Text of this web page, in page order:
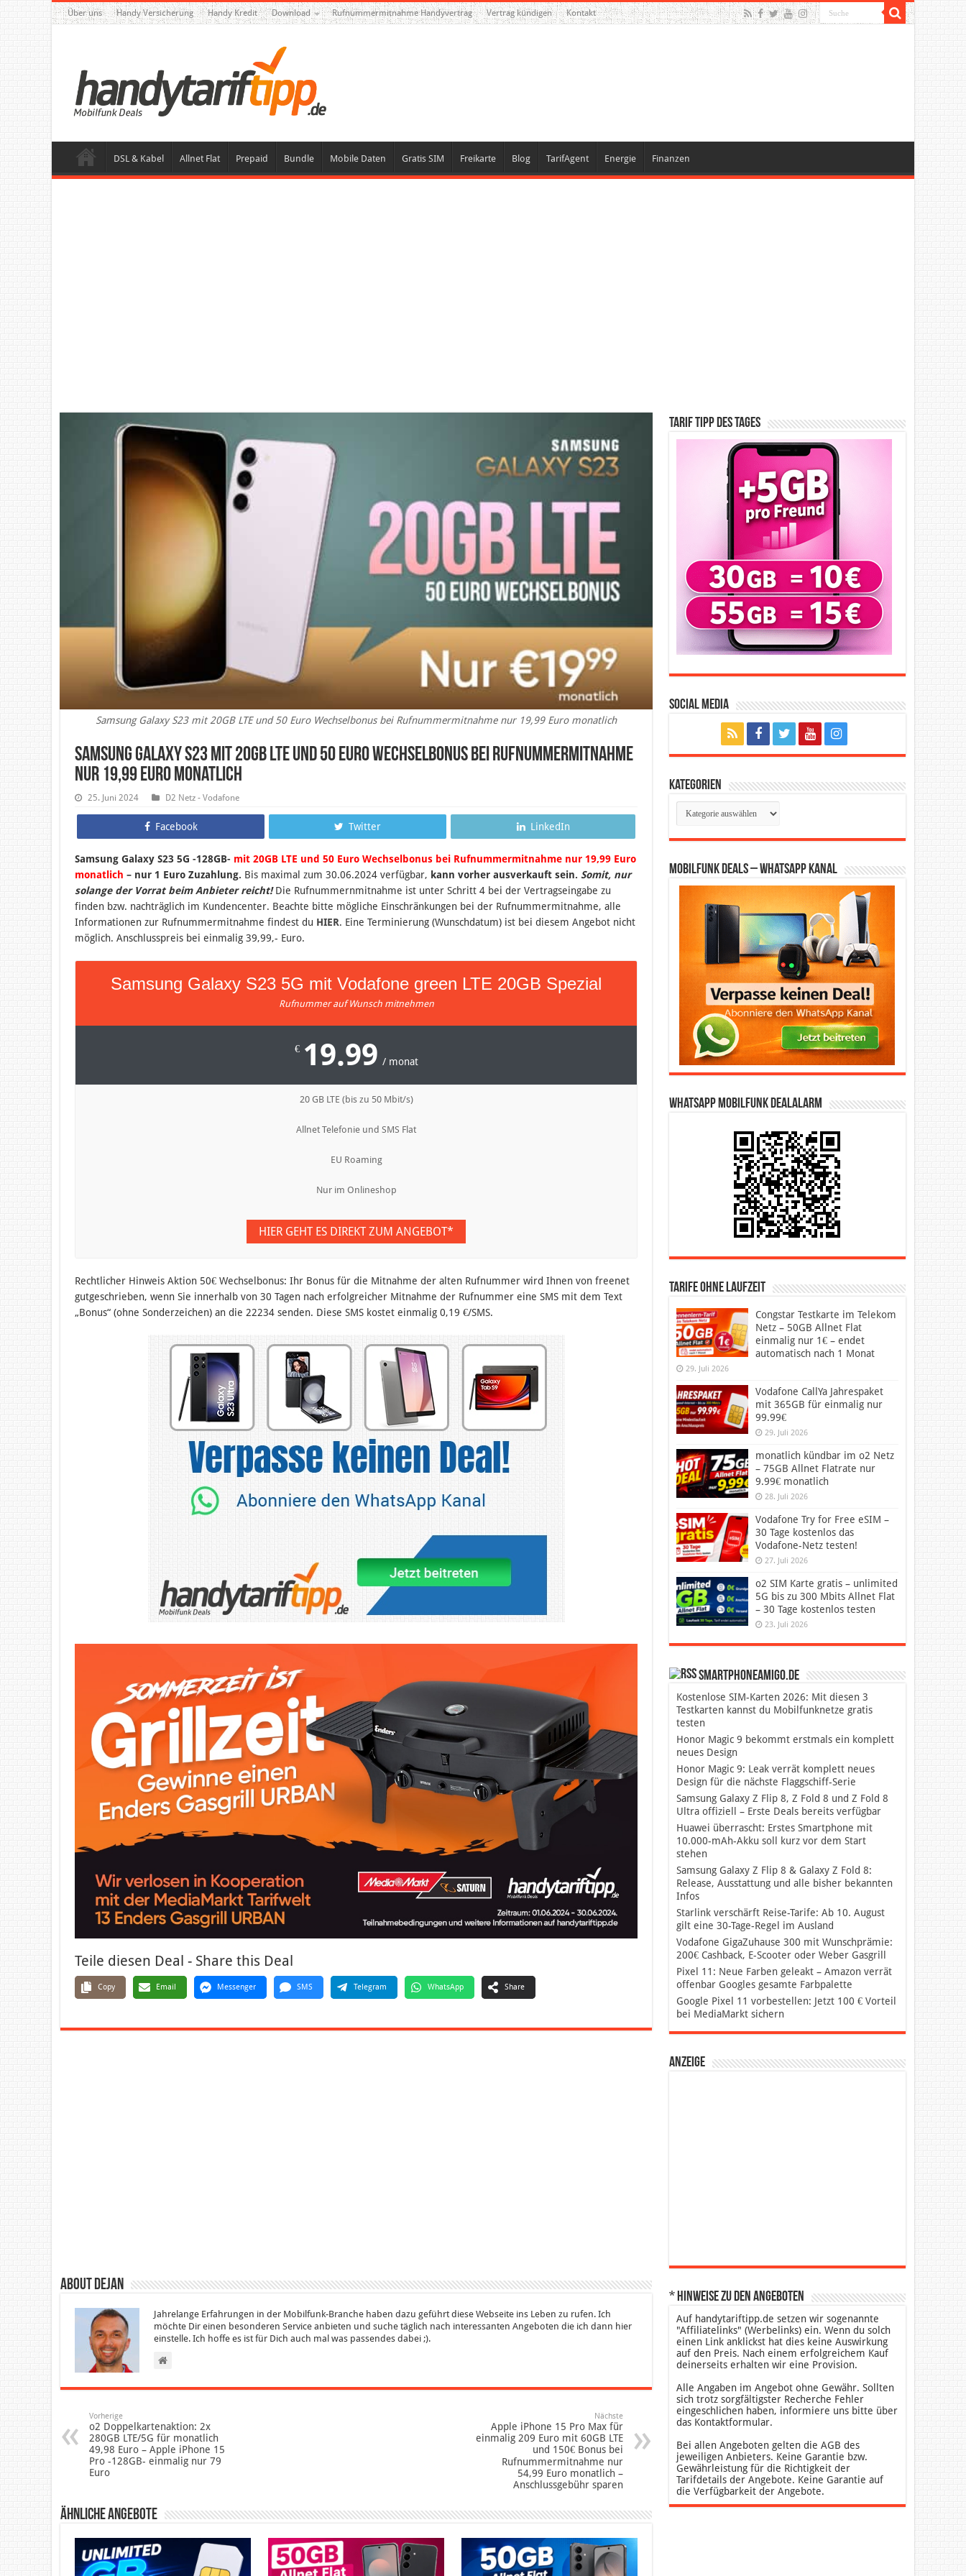
Über uns Handy Versicherung Handy Kredit Download Rufnummermitnahme Handyvertrag Vertrag kündigen Kontakt
DSL & Kabel Allnet Flat Prepaid Bundle Mobile Daten Gratis SIM Freikarte Blog TarifAgent Energie Finanzen
Samsung Galaxy S23 mit 20GB LTE und 50 Euro Wechselbonus bei Rufnummermitnahme nur 19,99 Euro monatlich
Samsung Galaxy S23 mit 20GB LTE und 50 Euro Wechselbonus bei Rufnummermitnahme
nur 19,99 Euro monatlich
25. Juni 2024 D2 Netz - Vodafone
Facebook Twitter LinkedIn
Samsung Galaxy S23 5G -128GB- mit 20GB LTE und 50 Euro Wechselbonus bei Rufnummermitnahme nur 19,99 Euro
monatlich – nur 1 Euro Zuzahlung. Bis maximal zum 30.06.2024 verfügbar, kann vorher ausverkauft sein. Somit, nur
solange der Vorrat beim Anbieter reicht! Die Rufnummernmitnahme ist unter Schritt 4 bei der Vertragseingabe zu
finden bzw. nachträglich im Kundencenter. Beachte bitte mögliche Einschränkungen bei der Rufnummermitnahme, alle
Informationen zur Rufnummermitnahme findest du HIER. Eine Terminierung (Wunschdatum) ist bei diesem Angebot nicht
möglich. Anschlusspreis bei einmalig 39,99,- Euro.
Samsung Galaxy S23 5G mit Vodafone green LTE 20GB Spezial
Rufnummer auf Wunsch mitnehmen
€ 19.99 / monat
20 GB LTE (bis zu 50 Mbit/s)
Allnet Telefonie und SMS Flat
EU Roaming
Nur im Onlineshop
HIER GEHT ES DIREKT ZUM ANGEBOT*
Rechtlicher Hinweis Aktion 50€ Wechselbonus: Ihr Bonus für die Mitnahme der alten Rufnummer wird Ihnen von freenet
gutgeschrieben, wenn Sie innerhalb von 30 Tagen nach erfolgreicher Mitnahme der Rufnummer eine SMS mit dem Text
„Bonus“ (ohne Sonderzeichen) an die 22234 senden. Diese SMS kostet einmalig 0,19 €/SMS.
Teile diesen Deal - Share this Deal
Copy Email Messenger SMS Telegram WhatsApp Share
About Dejan
Jahrelange Erfahrungen in der Mobilfunk-Branche haben dazu geführt diese Webseite ins Leben zu rufen. Ich
möchte Dir einen besonderen Service anbieten und suche täglich nach interessanten Angeboten die ich dann hier
einstelle. Ich hoffe es ist für Dich auch mal was passendes dabei ;).
Vorherige
o2 Doppelkartenaktion: 2x
280GB LTE/5G für monatlich
49,98 Euro – Apple iPhone 15
Pro -128GB- einmalig nur 79
Euro
Nächste
Apple iPhone 15 Pro Max für
einmalig 209 Euro mit 60GB LTE
und 150€ Bonus bei
Rufnummermitnahme nur
54,99 Euro monatlich –
Anschlussgebühr sparen
Ähnliche Angebote
Tarif Tipp des Tages
Social Media
Kategorien
Kategorien
Mobilfunk Deals – WhatsApp Kanal
WhatsApp Mobilfunk DealAlarm
Tarife ohne Laufzeit
Congstar Testkarte im Telekom
Netz – 50GB Allnet Flat
einmalig nur 1€ – endet
automatisch nach 1 Monat
29. Juli 2026
Vodafone CallYa Jahrespaket
mit 365GB für einmalig nur
99.99€
29. Juli 2026
monatlich kündbar im o2 Netz
– 75GB Allnet Flatrate nur
9.99€ monatlich
28. Juli 2026
Vodafone Try for Free eSIM –
30 Tage kostenlos das
Vodafone-Netz testen!
27. Juli 2026
o2 SIM Karte gratis – unlimited
5G bis zu 300 Mbits Allnet Flat
– 30 Tage kostenlos testen
23. Juli 2026
SmartphoneAmigo.de
Kostenlose SIM-Karten 2026: Mit diesen 3
Testkarten kannst du Mobilfunknetze gratis
testen
Honor Magic 9 bekommt erstmals ein komplett
neues Design
Honor Magic 9: Leak verrät komplett neues
Design für die nächste Flaggschiff-Serie
Samsung Galaxy Z Flip 8, Z Fold 8 und Z Fold 8
Ultra offiziell – Erste Deals bereits verfügbar
Huawei überrascht: Erstes Smartphone mit
10.000-mAh-Akku soll kurz vor dem Start
stehen
Samsung Galaxy Z Flip 8 & Galaxy Z Fold 8:
Release, Ausstattung und alle bisher bekannten
Infos
Starlink verschärft Reise-Tarife: Ab 10. August
gilt eine 30-Tage-Regel im Ausland
Vodafone GigaZuhause 300 mit Wunschprämie:
200€ Cashback, E-Scooter oder Weber Gasgrill
Pixel 11: Neue Farben geleakt – Amazon verrät
offenbar Googles gesamte Farbpalette
Google Pixel 11 vorbestellen: Jetzt 100 € Vorteil
bei MediaMarkt sichern
Anzeige
* Hinweise zu den Angeboten
Auf handytariftipp.de setzen wir sogenannte
"Affiliatelinks" (Werbelinks) ein. Wenn du solch
einen Link anklickst hat dies keine Auswirkung
auf den Preis. Nach einem erfolgreichem Kauf
deinerseits erhalten wir eine Provision.
Alle Angaben im Angebot ohne Gewähr. Sollten
sich trotz sorgfältigster Recherche Fehler
eingeschlichen haben, informiere uns bitte über
das Kontaktformular.
Bei allen Angeboten gelten die AGB des
jeweiligen Anbieters. Keine Garantie bzw.
Gewährleistung für die Richtigkeit der
Tarifdetails der Angebote. Keine Garantie auf
die Verfügbarkeit der Angebote.